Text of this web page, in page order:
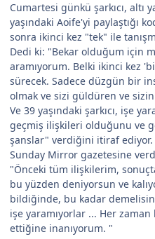
Cumartesi günkü şarkıcı, altı
yaşındaki Aoife'yi paylaştığı
sonra ikinci kez "tek" ile
Dedi ki: "Bekar olduğum için
aramıyorum. Belki ikinci kez
sürecek. Sadece düzgün bir
olmak ve sizi güldüren ve
Ve 39 yaşındaki şarkıcı, işe
geçmiş ilişkileri olduğunu ve
şanslar" verdiğini itiraf ediyor.
Sunday Mirror gazetesine
"Önceki tüm ilişkilerim,
bu yüzden deniyorsun ve
bildiğinde, bu kadar
işe yaramıyorlar ... Her
ettiğine inanıyorum. "